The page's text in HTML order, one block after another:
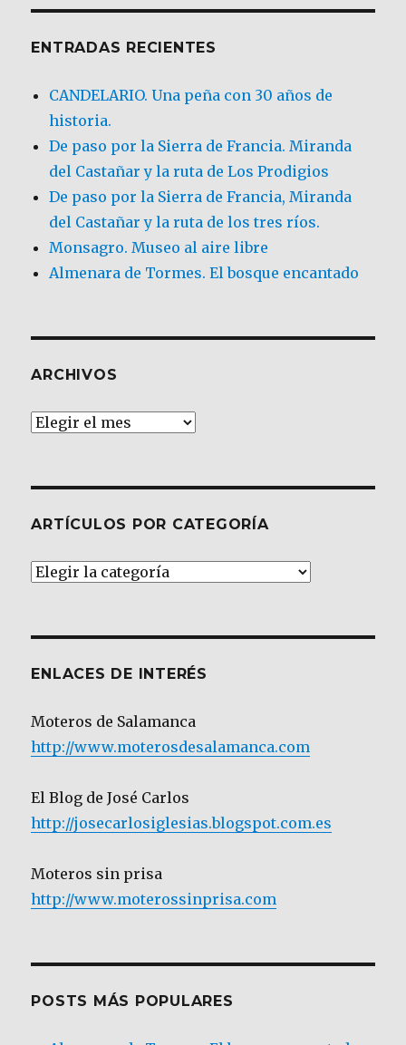
ENTRADAS RECIENTES
CANDELARIO. Una peña con 30 años de
historia.
De paso por la Sierra de Francia. Miranda
del Castañar y la ruta de Los Prodigios
De paso por la Sierra de Francia, Miranda
del Castañar y la ruta de los tres ríos.
Monsagro. Museo al aire libre
Almenara de Tormes. El bosque encantado
ARCHIVOS
Archivos
ARTÍCULOS POR CATEGORÍA
Artículos
ENLACES DE INTERÉS
Moteros de Salamanca
http://www.moterosdesalamanca.com
El Blog de José Carlos
http://josecarlosiglesias.blogspot.com.es
Moteros sin prisa
http://www.moterossinprisa.com
POSTS MÁS POPULARES